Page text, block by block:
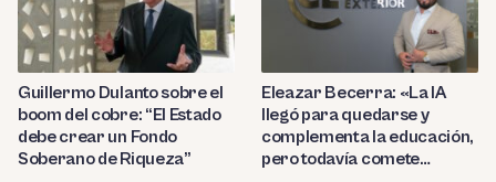
Guillermo Dulanto sobre el
boom del cobre: “El Estado
debe crear un Fondo
Soberano de Riqueza”
Eleazar Becerra: «La IA
llegó para quedarse y
complementa la educación,
pero todavía comete